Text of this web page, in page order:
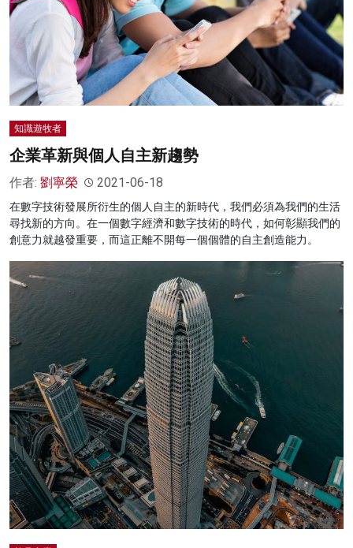
知識遊牧者
企業革新與個人自主新趨勢
作者: 劉寧榮 2021-06-18
在數字技術發展所衍生的個人自主的新時代，我們必須為我們的生活
尋找新的方向。在一個數字經濟和數字技術的時代，如何彰顯我們的
創意力就越發重要，而這正離不開每一個個體的自主創造能力。